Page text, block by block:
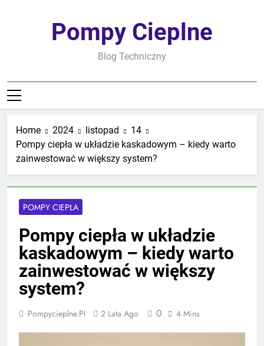
Pompy Cieplne
Blog Techniczny
Home 2024 listopad
14
Pompy ciepła w układzie kaskadowym – kiedy warto
zainwestować w większy system?
POMPY CIEPŁA
Pompy ciepła w układzie
kaskadowym – kiedy warto
zainwestować w większy
system?
Pompycieplne.pl 2 Lata Ago 0 4 Mins